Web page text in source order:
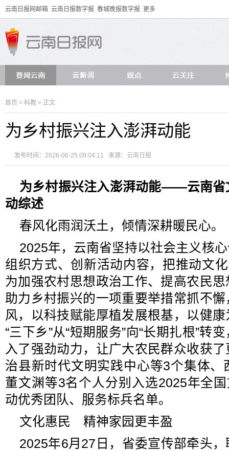
云南日报网邮箱 云南日报数字报 春城晚报数字报 更多
首页 > 科教 > 正文
为乡村振兴注入澎湃动能
发布时间：2026-06-25 09:04:11 来源： 云南日报
为乡村振兴注入澎湃动能——云南省
动综述
春风化雨润沃土，倾情深耕暖民心。
2025年，云南省坚持以社会主义核
组织方式、创新活动内容，把推动文
为加强农村思想政治工作、提高农民
助力乡村振兴的一项重要举措常抓不
风，以科技赋能厚植发展根基，以健
“三下乡”从“短期服务”向“长期扎根”转
入了强劲动力，让广大农民群众收获
治县新时代文明实践中心等3个集体
董文渊等3名个人分别入选2025年全
动优秀团队、服务标兵名单。
文化惠民 精神家园更丰盈
2025年6月27日，省委宣传部牵头